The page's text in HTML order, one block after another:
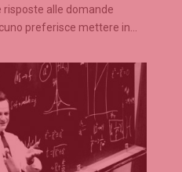
risposte alle domande
preferisce mettere in...